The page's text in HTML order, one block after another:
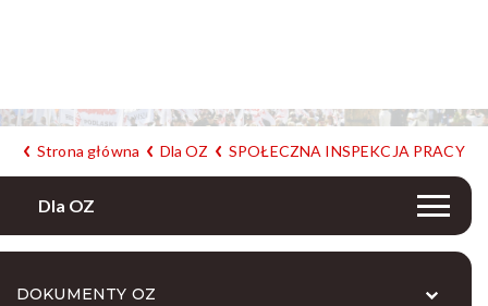
Strona główna Dla OZ SPOŁECZNA INSPEKCJA PRACY
Dla OZ
DOKUMENTY OZ